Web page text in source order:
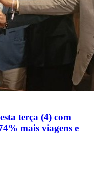
terça (4) com
mais viagens e